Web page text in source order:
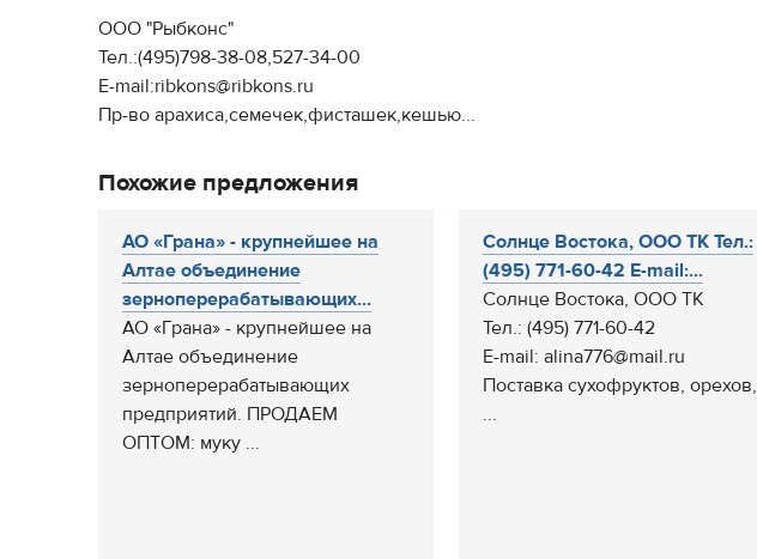
ООО "Рыбконс"
Тел.:(495)798-38-08,527-34-00
E-mail:ribkons@ribkons.ru
Пр-во арахиса,семечек,фисташек,кешью...
Похожие предложения
АО «Грана» - крупнейшее на
Алтае объединение
зерноперерабатывающих...
АО «Грана» - крупнейшее на
Алтае объединение
зерноперерабатывающих
предприятий. ПРОДАЕМ
ОПТОМ: муку ...
Солнце Востока, ООО ТК Тел.:
(495) 771-60-42 E-mail:...
Солнце Востока, ООО ТК
Тел.: (495) 771-60-42
E-mail: alina776@mail.ru
Поставка сухофруктов, орехов,
...